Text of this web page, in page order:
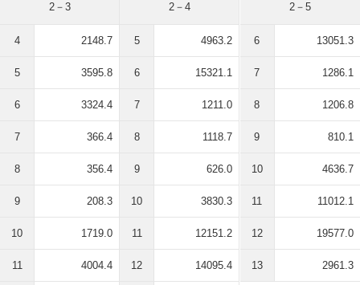
2－3
4 2148.7
5 3595.8
6 3324.4
7 366.4
8 356.4
9 208.3
10 1719.0
11 4004.4
2－4
5 4963.2
6 15321.1
7 1211.0
8 1118.7
9 626.0
10 3830.3
11 12151.2
12 14095.4
2－5
6 13051.3
7 1286.1
8 1206.8
9 810.1
10 4636.7
11 11012.1
12 19577.0
13 2961.3